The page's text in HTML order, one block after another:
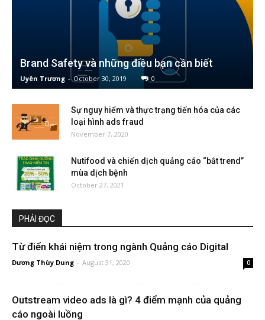
Brand Safety và những điều bạn cần biết
Uyên Trương - October 30, 2019 0
Sự nguy hiểm và thực trạng tiến hóa của các
loại hình ads fraud
November 7, 2020
Nutifood và chiến dịch quảng cáo “bắt trend”
mùa dịch bệnh
October 27, 2021
PHẢI ĐỌC
Từ điển khái niệm trong ngành Quảng cáo Digital
Dương Thùy Dung - August 31, 2020 0
Outstream video ads là gì? 4 điểm mạnh của quảng
cáo ngoài luồng